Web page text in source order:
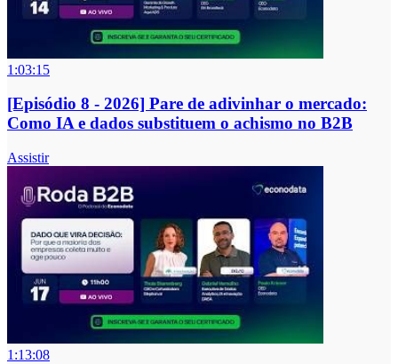
1:03:15
[Episódio 8 - 2026] Pare de adivinhar o mercado:
Como IA e dados substituem o achismo no B2B
Assistir
1:13:08